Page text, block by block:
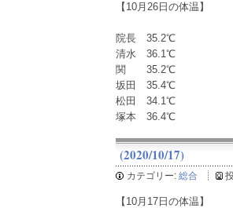
【10月26日の体温】
院長 35.2℃
清水 36.1℃
関 35.2℃
坂田 35.4℃
松田 34.1℃
塚本 36.4℃
(2020/10/17)
カテゴリー: 総合
【10月17日の体温】